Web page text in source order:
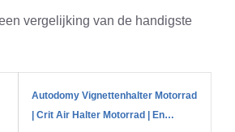
vergelijking van de handigste
Autodomy Vignettenhalter Motorrad
| Crit Air Halter Motorrad | En…